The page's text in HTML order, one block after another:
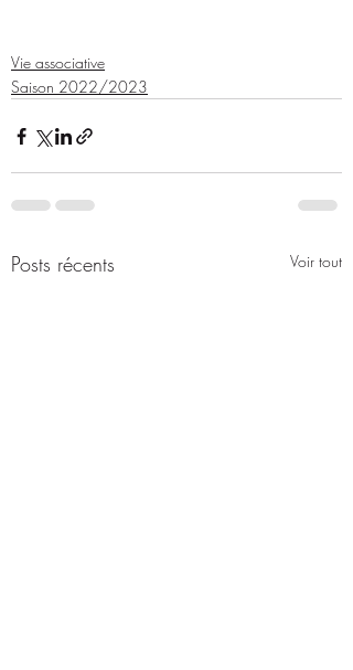
Vie associative
Saison 2022/2023
Posts récents Voir tout